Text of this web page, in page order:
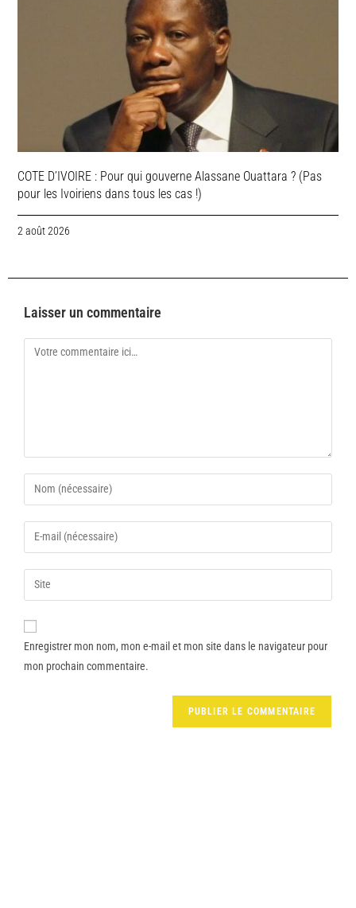
COTE D’IVOIRE : Pour qui gouverne Alassane Ouattara ? (Pas
pour les Ivoiriens dans tous les cas !)
2 août 2026
Laisser un commentaire
Enregistrer mon nom, mon e-mail et mon site dans le navigateur pour
mon prochain commentaire.